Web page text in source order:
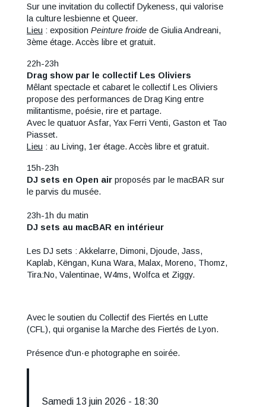
Sur une invitation du collectif Dykeness, qui valorise
la culture lesbienne et Queer.
Lieu : exposition Peinture froide de Giulia Andreani,
3ème étage. Accès libre et gratuit.
22h-23h
Drag show par le collectif Les Oliviers
Mêlant spectacle et cabaret le collectif Les Oliviers
propose des performances de Drag King entre
militantisme, poésie, rire et partage.
Avec le quatuor Asfar, Yax Ferri Venti, Gaston et Tao
Piasset.
Lieu : au Living, 1er étage. Accès libre et gratuit.
15h-23h
DJ sets en Open air proposés par le macBAR sur
le parvis du musée.
23h-1h du matin
DJ sets au macBAR en intérieur
Les DJ sets : Akkelarre, Dimoni, Djoude, Jass,
Kaplab, Këngan, Kuna Wara, Malax, Moreno, Thomz,
Tira:No, Valentinae, W4ms, Wolfca et Ziggy.
Avec le soutien du Collectif des Fiertés en Lutte
(CFL), qui organise la Marche des Fiertés de Lyon.
Présence d'un·e photographe en soirée.
Samedi 13 juin 2026 - 18:30